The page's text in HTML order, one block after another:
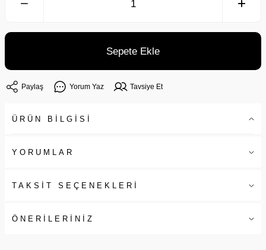
Sepete Ekle
Paylaş Yorum Yaz Tavsiye Et
ÜRÜN BİLGİSİ
YORUMLAR
TAKSİT SEÇENEKLERİ
ÖNERİLERİNİZ